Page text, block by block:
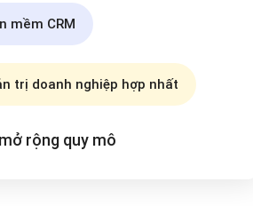
mềm CRM
trị doanh nghiệp hợp nhất
rộng quy mô